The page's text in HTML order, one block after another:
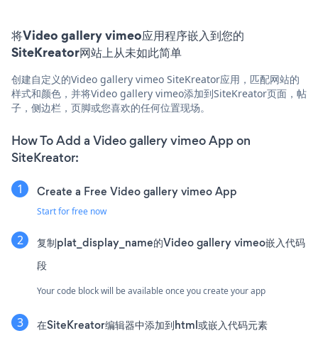
将Video gallery vimeo应用程序嵌入到您的
SiteKreator网站上从未如此简单
创建自定义的Video gallery vimeo SiteKreator应用，匹配网站的
样式和颜色，并将Video gallery vimeo添加到SiteKreator页面，帖
子，侧边栏，页脚或您喜欢的任何位置现场。
How To Add a Video gallery vimeo App on
SiteKreator:
Create a Free Video gallery vimeo App
Start for free now
复制plat_display_name的Video gallery vimeo嵌入代码
段
Your code block will be available once you create your app
在SiteKreator编辑器中添加到html或嵌入代码元素